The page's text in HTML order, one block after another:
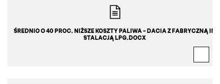
ŚREDNIO O 40 PROC. NIŻSZE KOSZTY PALIWA – DACIA Z FABRYCZNĄ IN
STALACJĄ LPG.DOCX